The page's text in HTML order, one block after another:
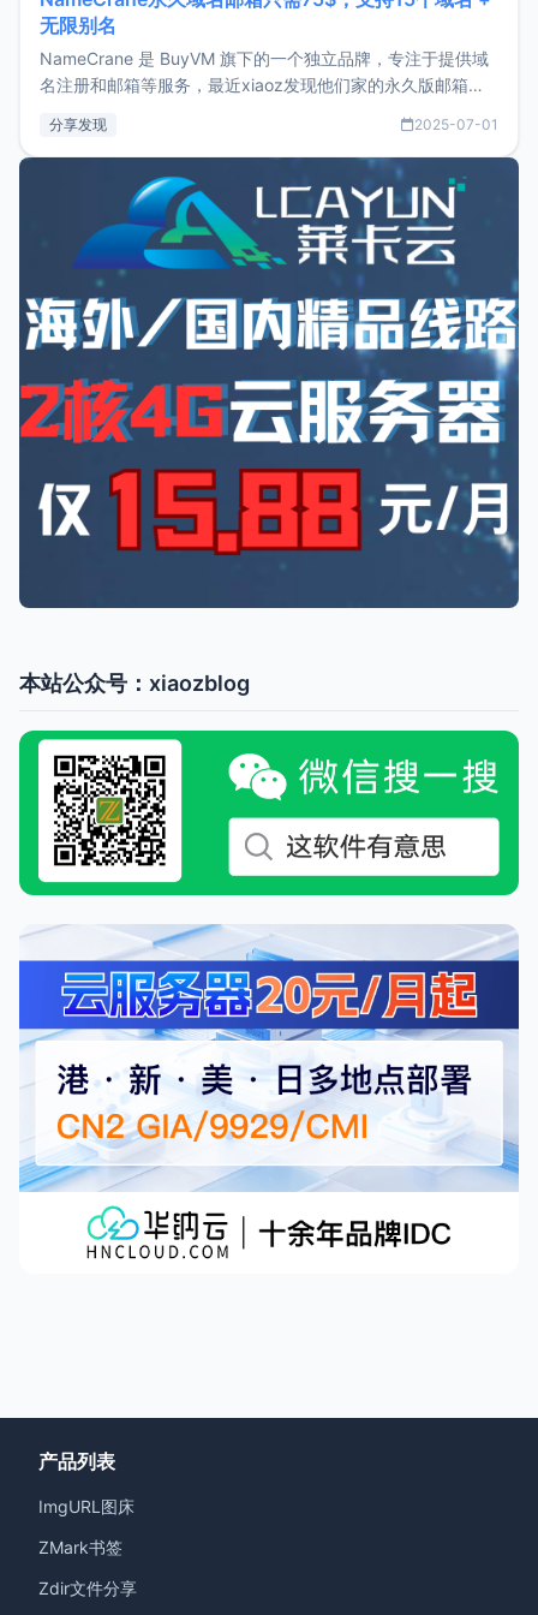
无限别名
NameCrane 是 BuyVM 旗下的一个独立品牌，专注于提供域
名注册和邮箱等服务，最近xiaoz发现他们家的永久版邮箱服
又实惠的域名邮箱，不妨尝试一下 NameCrane。注册
NameCraneNameCrane不支持直接注册，必须要购买
分享发现 2025-07-01
本站公众号：xiaozblog
产品列表
ImgURL图床
ZMark书签
Zdir文件分享